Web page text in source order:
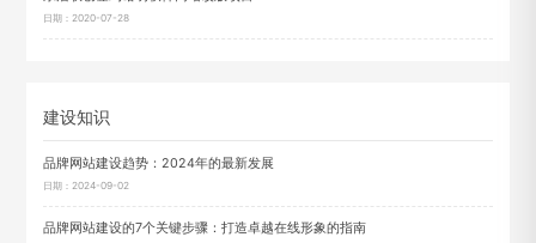
日期：2020-07-28
建设知识
品牌网站建设趋势：2024年的最新发展
日期：2024-09-02
品牌网站建设的7个关键步骤：打造卓越在线形象的指南